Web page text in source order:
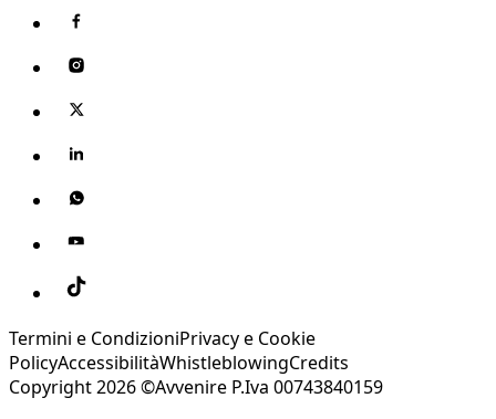
Termini e CondizioniPrivacy e Cookie
PolicyAccessibilitàWhistleblowingCredits
Copyright 2026 ©Avvenire P.Iva 00743840159